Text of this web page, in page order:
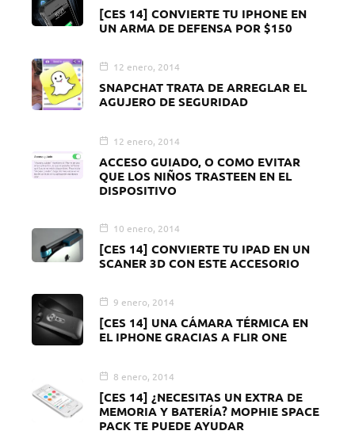
[CES 14] CONVIERTE TU IPHONE EN
UN ARMA DE DEFENSA POR $150
12 enero, 2014
SNAPCHAT TRATA DE ARREGLAR EL
AGUJERO DE SEGURIDAD
12 enero, 2014
ACCESO GUIADO, O COMO EVITAR
QUE LOS NIÑOS TRASTEEN EN EL
DISPOSITIVO
10 enero, 2014
[CES 14] CONVIERTE TU IPAD EN UN
SCANER 3D CON ESTE ACCESORIO
9 enero, 2014
[CES 14] UNA CÁMARA TÉRMICA EN
EL IPHONE GRACIAS A FLIR ONE
8 enero, 2014
[CES 14] ¿NECESITAS UN EXTRA DE
MEMORIA Y BATERÍA? MOPHIE SPACE
PACK TE PUEDE AYUDAR